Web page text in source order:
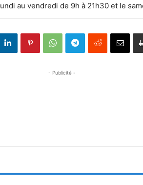
au vendredi de 9h à 21h30 et le
- Publicité -